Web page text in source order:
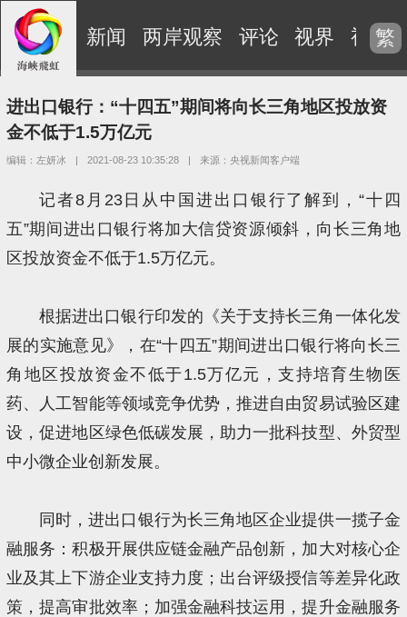
新闻 两岸观察 评论 视界 视频
繁
进出口银行：“十四五”期间将向长三角地区投放资
金不低于1.5万亿元
编辑：左妍冰 | 2021-08-23 10:35:28 | 来源：央视新闻客户端
记者8月23日从中国进出口银行了解到，“十四
五”期间进出口银行将加大信贷资源倾斜，向长三角地
区投放资金不低于1.5万亿元。
根据进出口银行印发的《关于支持长三角一体化发
展的实施意见》，在“十四五”期间进出口银行将向长三
角地区投放资金不低于1.5万亿元，支持培育生物医
药、人工智能等领域竞争优势，推进自由贸易试验区建
设，促进地区绿色低碳发展，助力一批科技型、外贸型
中小微企业创新发展。
同时，进出口银行为长三角地区企业提供一揽子金
融服务：积极开展供应链金融产品创新，加大对核心企
业及其上下游企业支持力度；出台评级授信等差异化政
策，提高审批效率；加强金融科技运用，提升金融服务